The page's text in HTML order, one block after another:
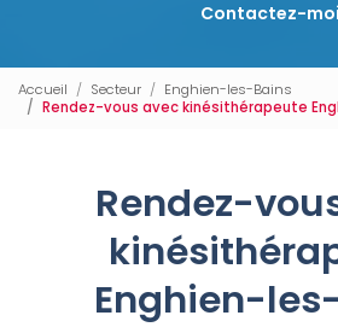
Contactez-moi
Accueil Secteur
Enghien-les-Bains
Rendez-vous avec kinésithérapeute
Rendez-
Enghien-